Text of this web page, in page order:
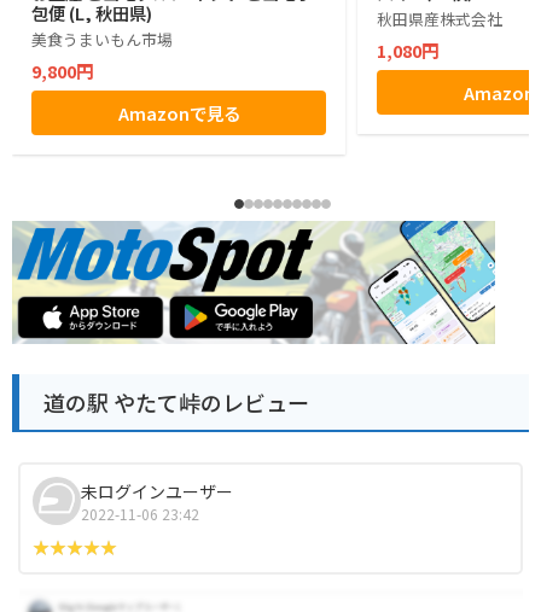
包便 (L, 秋田県)
美食うまいもん市場
9,800円
Amazonで見る
秋田県産株式会社
1,080円
Amazon
道の駅 やたて峠のレビュー
未ログインユーザー
2022-11-06 23:42